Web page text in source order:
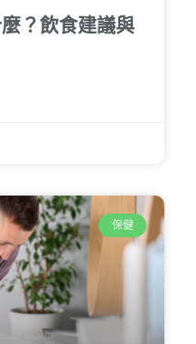
？飲食建議與
保健